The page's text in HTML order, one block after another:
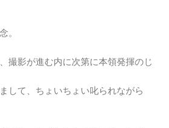
。
撮影が進む内に次第に本領発揮のじ
して、ちょいちょい叱られながら